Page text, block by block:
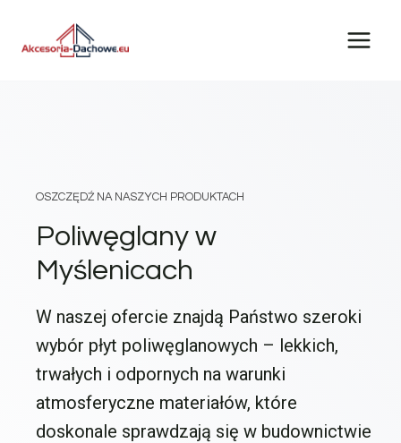
OSZCZĘDŹ NA NASZYCH PRODUKTACH
Poliwęglany w
Myślenicach
W naszej ofercie znajdą Państwo szeroki
wybór płyt poliwęglanowych – lekkich,
trwałych i odpornych na warunki
atmosferyczne materiałów, które
doskonale sprawdzają się w budownictwie